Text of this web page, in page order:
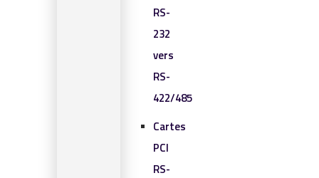
RS-
232
vers
RS-
422/485
Cartes
PCI
RS-